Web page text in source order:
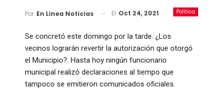
Política
Por En Linea Noticias El Oct 24, 2021
Se concretó este domingo por la tarde. ¿Los
vecinos lograrán revertir la autorización que otorgó
el Municipio?. Hasta hoy ningún funcionario
municipal realizó declaraciones al tiempo que
tampoco se emitieron comunicados oficiales.